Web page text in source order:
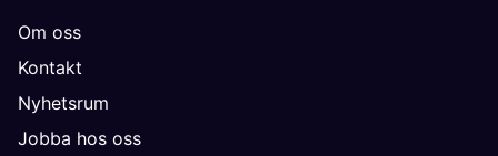
Om oss
Kontakt
Nyhetsrum
Jobba hos oss